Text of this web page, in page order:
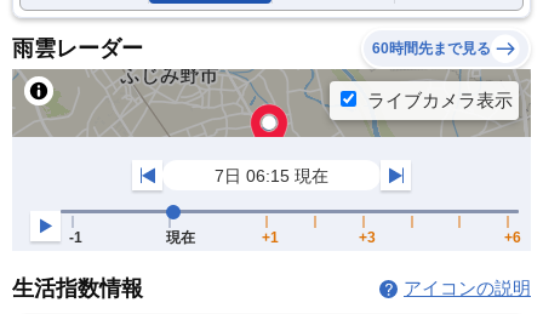
雨雲レーダー 60時間先まで見る
生活指数情報 アイコンの説明